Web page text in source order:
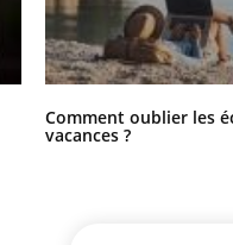
Comment oublier les
vacances ?